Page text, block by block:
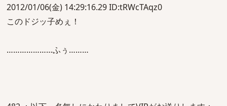
2012/01/06(金) 14:29:16.29 ID:tRWcTAqz0
このドジッ子めぇ！
…………………ふぅ………